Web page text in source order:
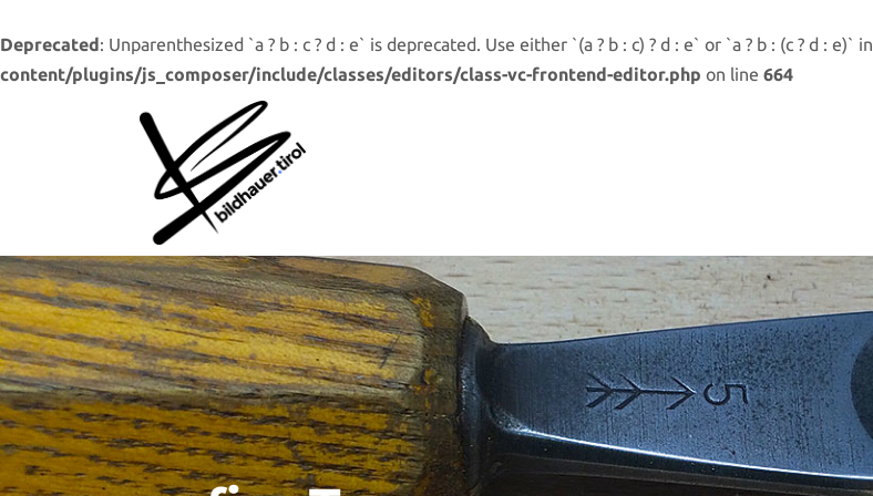
Deprecated: Unparenthesized `a ? b : c ? d : e` is deprecated. Use either `(a ? b : c) ? d : e` or `a ? b : (c ? d : e)` in
content/plugins/js_composer/include/classes/editors/class-vc-frontend-editor.php on line 664